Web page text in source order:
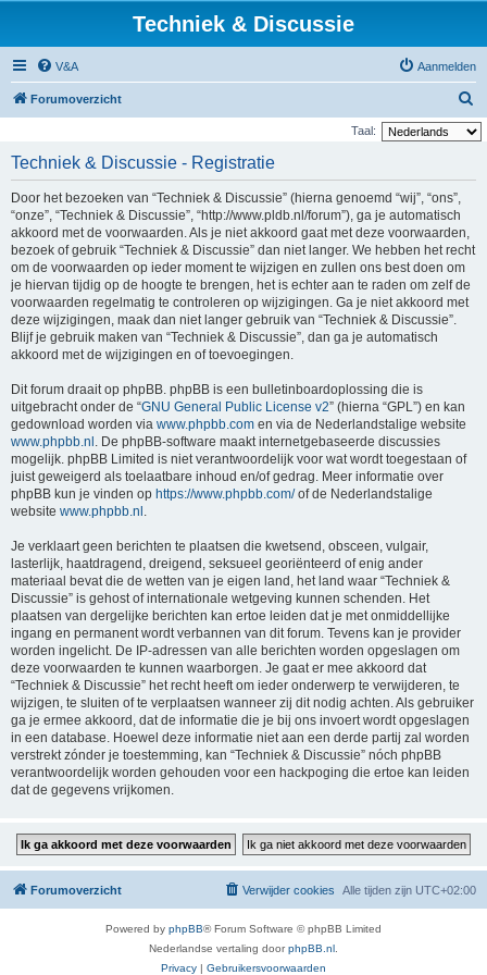
Techniek & Discussie
V&A Aanmelden
Forumoverzicht
o
Taal:
Techniek & Discussie - Registratie
Door het bezoeken van “Techniek & Discussie” (hierna genoemd “wij”, “ons”,
“onze”, “Techniek & Discussie”, “http://www.pldb.nl/forum”), ga je automatisch
akkoord met de voorwaarden. Als je niet akkoord gaat met deze voorwaarden,
bezoek of gebruik “Techniek & Discussie” dan niet langer. We hebben het recht
om de voorwaarden op ieder moment te wijzigen en zullen ons best doen om
je hiervan tijdig op de hoogte te brengen, het is echter aan te raden om zelf de
voorwaarden regelmatig te controleren op wijzigingen. Ga je niet akkoord met
deze wijzigingen, maak dan niet langer gebruik van “Techniek & Discussie”.
Blijf je gebruik maken van “Techniek & Discussie”, dan ga je automatisch
akkoord met de wijzigingen en of toevoegingen.
Dit forum draait op phpBB. phpBB is een bulletinboardoplossing die is
uitgebracht onder de “GNU General Public License v2” (hierna “GPL”) en kan
gedownload worden via www.phpbb.com en via de Nederlandstalige website
www.phpbb.nl . De phpBB-software maakt internetgebaseerde discussies
mogelijk. phpBB Limited is niet verantwoordelijk voor wat wordt toegestaan of
juist geweigerd als toelaatbare inhoud en/of gedrag. Meer informatie over
phpBB kun je vinden op https://www.phpbb.com/of de Nederlandstalige
website www.phpbb.nl .
Je verklaart geen berichten te plaatsen die kwetsend, obsceen, vulgair,
lasterlijk, haatdragend, dreigend, seksueel georiënteerd of enig ander
materiaal bevat die de wetten van je eigen land, het land waar “Techniek &
Discussie” is gehost of internationale wetgeving kunnen schenden. Het
plaatsen van dergelijke berichten kan ertoe leiden dat je met onmiddellijke
ingang en permanent wordt verbannen van dit forum. Tevens kan je provider
worden ingelicht. De IP-adressen van alle berichten worden opgeslagen om
deze voorwaarden te kunnen waarborgen. Je gaat er mee akkoord dat
“Techniek & Discussie” het recht heeft om ieder onderwerp te verwijderen, te
wijzigen, te sluiten of te verplaatsen wanneer zij dit nodig achten. Als gebruiker
ga je ermee akkoord, dat de informatie die je bij ons invoert wordt opgeslagen
in een database. Hoewel deze informatie niet aan een derde partij zal worden
verstrekt zónder je toestemming, kan “Techniek & Discussie” nóch phpBB
verantwoordelijk worden gehouden voor een hackpoging die ertoe kan leiden
dat de gegevens vrijkomen.
Forumoverzicht Alle tijden zijn UTC+02:00
Verwijder cookies
Powered by phpBB® Forum Software © phpBB Limited
Nederlandse vertaling doorphpBB.nl
Privacy | Gebruikersvoorwaarden